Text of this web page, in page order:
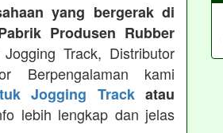
yang bergerak di
Produsen Rubber
Track, Distributor
Berpengalaman kami
Jogging Trackatau
lebih lengkap dan jelas